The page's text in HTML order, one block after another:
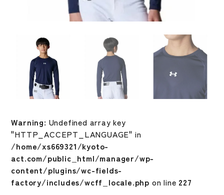
Warning: Undefined array key
"HTTP_ACCEPT_LANGUAGE" in
/home/xs669321/kyoto-
act.com/public_html/manager/wp-
content/plugins/wc-fields-
factory/includes/wcff_locale.php on line 227